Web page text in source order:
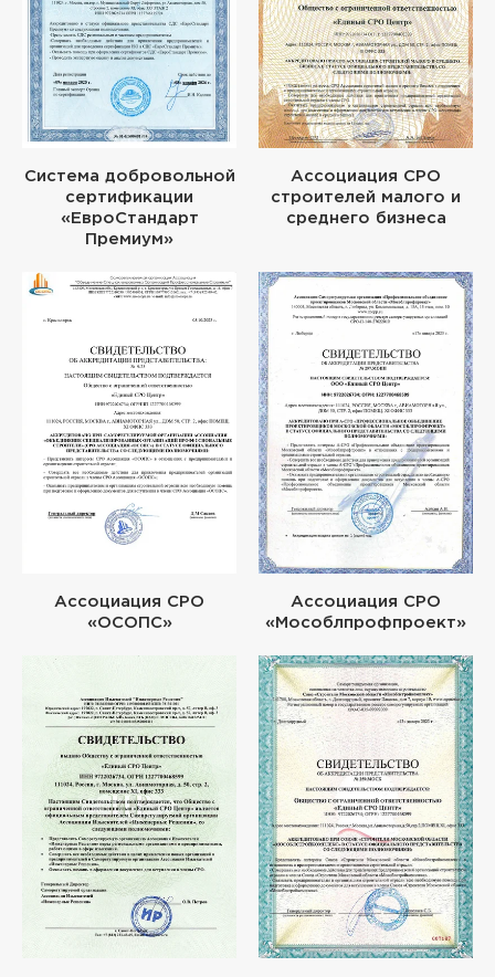
Система добровольной
сертификации
«ЕвроСтандарт
Премиум»
Ассоциация СРО
строителей малого и
среднего бизнеса
Ассоциация СРО
«ОСОПС»
Ассоциация СРО
«Мособлпрофпроект»